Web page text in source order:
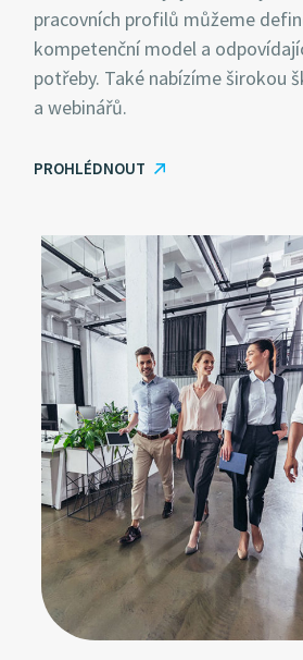
pracovních profilů můžeme
kompetenční model a
potřeby. Také nabízíme širokou
a webinářů.
PROHLÉDNOUT